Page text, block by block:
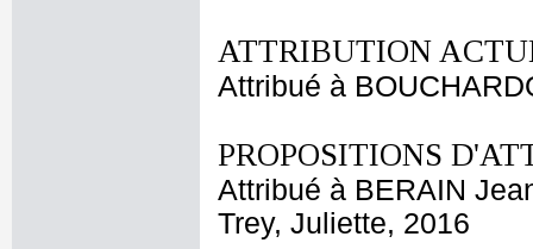
ATTRIBUTION
Attribué à
PROPOSITIONS
Attribué à BERAIN
Trey, Juliette, 2016